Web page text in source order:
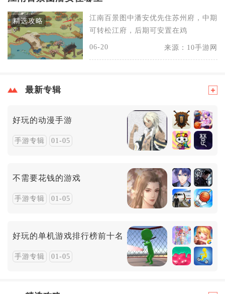
精选攻略
江南百景图中潘安优先住苏州府，中期
可转松江府，后期可安置在鸡
06-20 来源：10手游网
最新专辑
好玩的动漫手游
手游专辑 01-05
不需要花钱的游戏
手游专辑 01-05
好玩的单机游戏排行榜前十名
手游专辑 01-05